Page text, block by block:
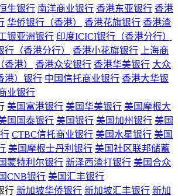
生银行 南洋商业银行 香港东亚银行 香港
华侨银行（香港） 香港花旗银行 香港渣
银亚洲银行 印度ICICI银行（香港分行）
行（香港分行）
香港小花旗银行
上海商
香港）
香港众安银行 香港华美银行 大众
港）银行 中国信托商业银行 香港大华银
业银行
美国富港银行 美国华美银行 美国摩根大
国国泰银行 美国银行 美国加州银行 美国
CTBC信托商业银行 美国水星银行 美国
美国摩根士丹利银行 美国社区联邦储蓄
蒙特利尔银行 新泽西渣打银行 美国合众
CNB银行 美国汇丰银行
行 新加坡华侨银行 新加坡汇丰银行 新加